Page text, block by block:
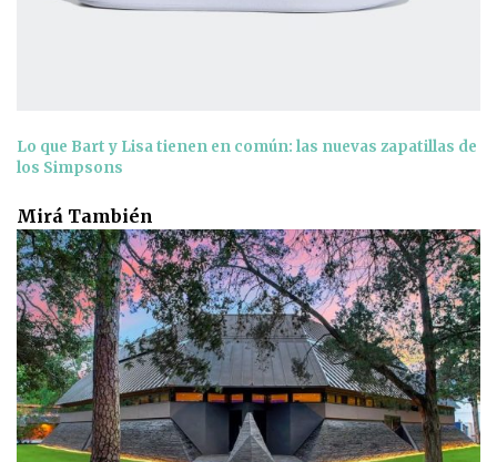
Lo que Bart y Lisa tienen en común: las nuevas zapatillas de
los Simpsons
Mirá También